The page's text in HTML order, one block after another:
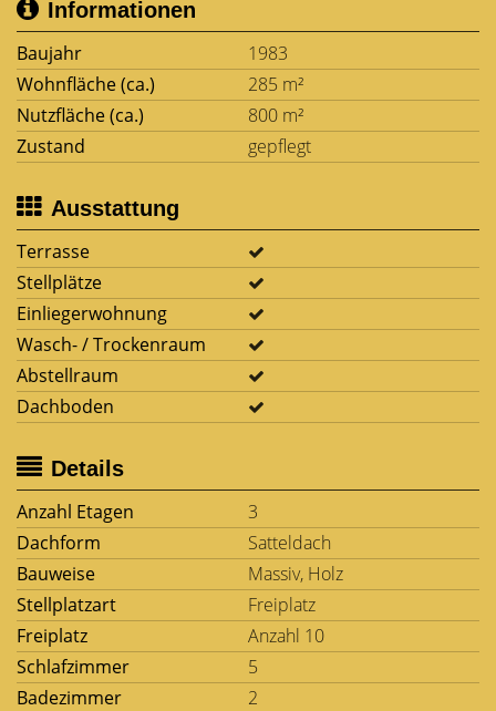
Informationen
Baujahr
1983
Wohnfläche (ca.)
285 m²
Nutzfläche (ca.)
800 m²
Zustand
gepflegt
Ausstattung
Terrasse
Stellplätze
Einliegerwohnung
Wasch- / Trockenraum
Abstellraum
Dachboden
Details
Anzahl Etagen
3
Dachform
Satteldach
Bauweise
Massiv, Holz
Stellplatzart
Freiplatz
Freiplatz
Anzahl 10
Schlafzimmer
5
Badezimmer
2